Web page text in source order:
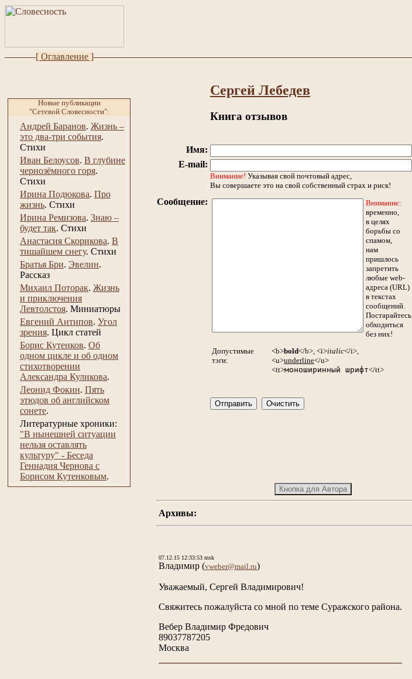
[ Оглавление ]
Новые публикации
"Сетевой Словесности":
Андрей Баранов. Жизнь –
это два-три события.
Стихи
Иван Белоусов. В глубине
чернозёмного горя.
Стихи
Ирина Подюкова. Про
жизнь. Стихи
Ирина Ремизова. Знаю –
будет так. Стихи
Анастасия Скорикова. В
тишайшем снегу. Стихи
Братья Бри. Эвелин.
Рассказ
Михаил Поторак. Жизнь
и приключения
Левтолстоя. Миниатюры
Евгений Антипов. Угол
зрения. Цикл статей
Борис Кутенков. Об
одном цикле и об одном
стихотворении
Александра Куликова.
Леонид Фокин. Пять
этюдов об английском
сонете.
Литературные хроники:
"В нынешней ситуации
нельзя оставлять
культуру" - Беседа
Геннадия Чернова с
Борисом Кутенковым.
Сергей Лебедев
Книга отзывов
Имя:
E-mail:
Внимание! Указывая свой почтовый адрес,
Вы совершаете это на свой собственный страх и риск!
Сообщение:
Внимание:
временно,
в целях
борьбы со
спамом,
нам
пришлось
запретить
любые web-
адреса (URL)
в текстах
сообщений.
Постарайтесь
обходиться
без них!
Допустимые
тэги:
<b>bold</b>, <i>italic</i>,
<u>underline</u>
<tt>моноширинный шрифт</tt>
Архивы:
07.12.15 12:33:53 msk
Владимир (vweber@mail.ru)
Уважаемый, Сергей Владимирович!
Свяжитесь пожалуйста со мной по теме Суражского района.
Вебер Владимир Фредович
89037787205
Москва